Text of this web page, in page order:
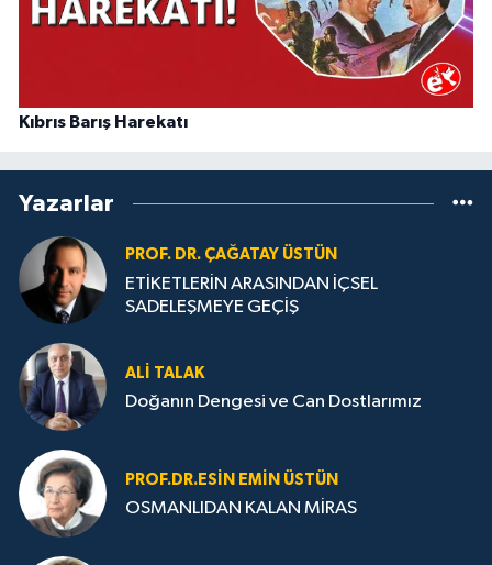
Kıbrıs Barış Harekatı
Yazarlar
PROF. DR. ÇAĞATAY ÜSTÜN
ETİKETLERİN ARASINDAN İÇSEL
SADELEŞMEYE GEÇİŞ
ALI TALAK
Doğanın Dengesi ve Can Dostlarımız
PROF.DR.ESIN EMIN ÜSTÜN
OSMANLIDAN KALAN MİRAS